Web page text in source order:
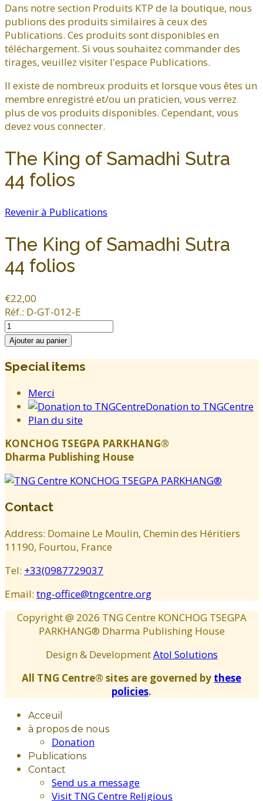
Dans notre section Produits KTP de la boutique, nous
publions des produits similaires à ceux des
Publications. Ces produits sont disponibles en
téléchargement. Si vous souhaitez commander des
tirages, veuillez visiter l'espace Publications.
Il existe de nombreux produits et lorsque vous êtes un
membre enregistré et/ou un praticien, vous verrez
plus de vos produits disponibles. Cependant, vous
devez vous connecter.
The King of Samadhi Sutra
44 folios
Revenir à Publications
The King of Samadhi Sutra
44 folios
€22,00
Réf.: D-GT-012-E
Special items
Merci
Donation to TNGCentre
Plan du site
KONCHOG TSEGPA PARKHANG®
Dharma Publishing House
Contact
Address: Domaine Le Moulin, Chemin des Héritiers
11190, Fourtou, France
Tel: +33(0987729037
Email: tng-office@tngcentre.org
Copyright @ 2026 TNG Centre KONCHOG TSEGPA
PARKHANG® Dharma Publishing House
Design & DevelopmentAtol Solutions
All TNG Centre® sites are governed by these
policies.
Acceuil
à propos de nous
Donation
Publications
Contact
Send us a message
Visit TNG Centre Religious